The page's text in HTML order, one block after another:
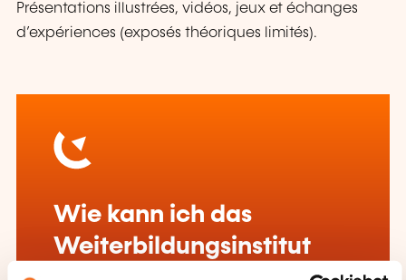
Présentations illustrées, vidéos, jeux et échanges
d’expériences (exposés théoriques limités).
Wie kann ich das
Weiterbildungsinstitut